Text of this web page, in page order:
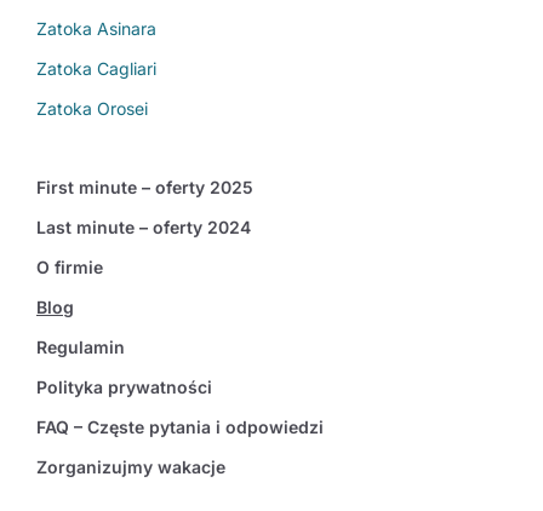
Zatoka Asinara
Zatoka Cagliari
Zatoka Orosei
First minute – oferty 2025
Last minute – oferty 2024
O firmie
Blog
Regulamin
Polityka prywatności
FAQ – Częste pytania i odpowiedzi
Zorganizujmy wakacje